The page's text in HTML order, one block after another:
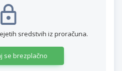
sredstvih iz proračuna.
se brezplačno